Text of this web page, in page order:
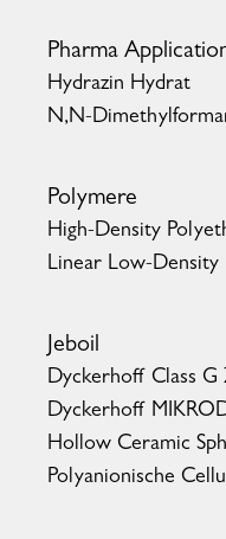
Pharma
Hydrazin Hydrat
N,N-
Polymere
High-Density
Linear Low-Density
Jeboil
Dyckerhoff Class G
Dyckerhoff
Hollow Ceramic
Polyanionische